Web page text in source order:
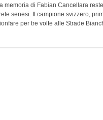
memoria di Fabian Cancellara
senesi. Il campione svizzero,
per tre volte alle Strade